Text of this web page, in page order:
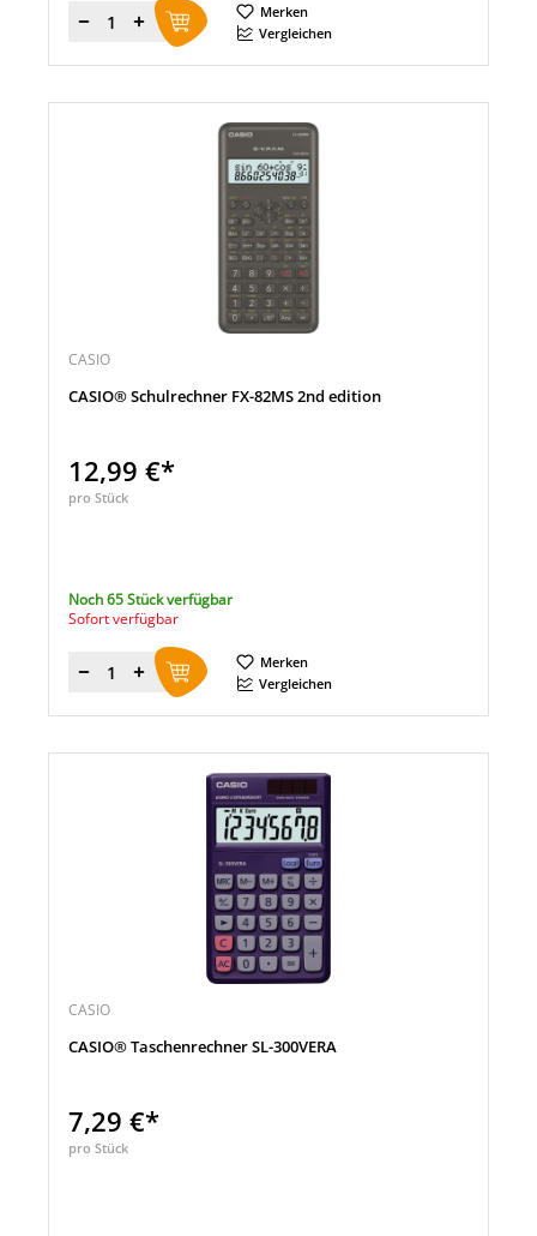
Menge
Merken
Vergleichen
CASIO
CASIO® Schulrechner FX-82MS 2nd edition
12,99 €*
pro Stück
Noch 65 Stück verfügbar
Sofort verfügbar
Menge
Merken
Vergleichen
CASIO
CASIO® Taschenrechner SL-300VERA
7,29 €*
pro Stück